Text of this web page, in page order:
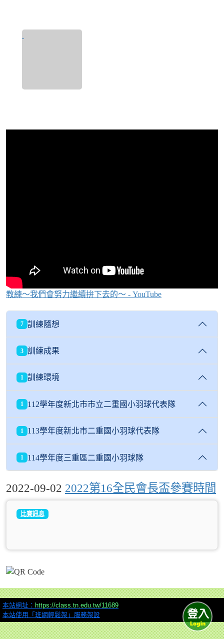
教練～我們會努力繼續拚下去的～ - YouTube
7 訓練隨想
3 訓練成果
1 訓練環境
1 112學年度新北市市立二重國小羽球代表隊
1 113學年度新北市二重國小羽球代表隊
1 114學年度三重區二重國小羽球隊
2022-09-02 2022第16全民會長盃參賽時間
比賽訊息
本站網址： https://class.tn.edu.tw/11689
本站使用「班網輕鬆架」服務架設